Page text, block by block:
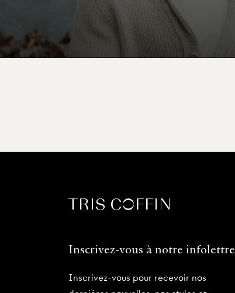
Inscrivez-vous à notre infolettre
Inscrivez-vous pour recevoir nos